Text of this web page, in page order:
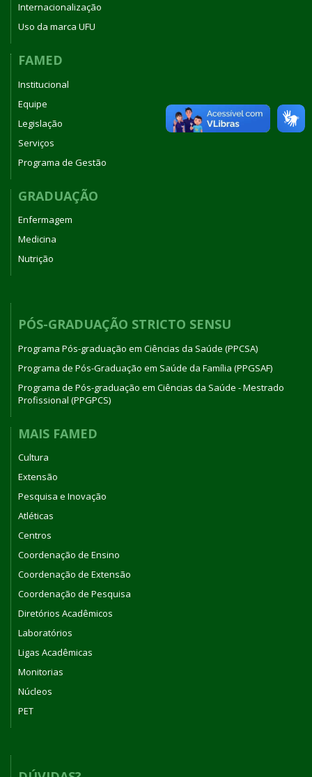
Internacionalização
Uso da marca UFU
FAMED
Institucional
Equipe
Legislação
Serviços
Programa de Gestão
GRADUAÇÃO
Enfermagem
Medicina
Nutrição
PÓS-GRADUAÇÃO STRICTO SENSU
Programa Pós-graduação em Ciências da Saúde (PPCSA)
Programa de Pós-Graduação em Saúde da Família (PPGSAF)
Programa de Pós-graduação em Ciências da Saúde - Mestrado
Profissional (PPGPCS)
MAIS FAMED
Cultura
Extensão
Pesquisa e Inovação
Atléticas
Centros
Coordenação de Ensino
Coordenação de Extensão
Coordenação de Pesquisa
Diretórios Acadêmicos
Laboratórios
Ligas Acadêmicas
Monitorias
Núcleos
PET